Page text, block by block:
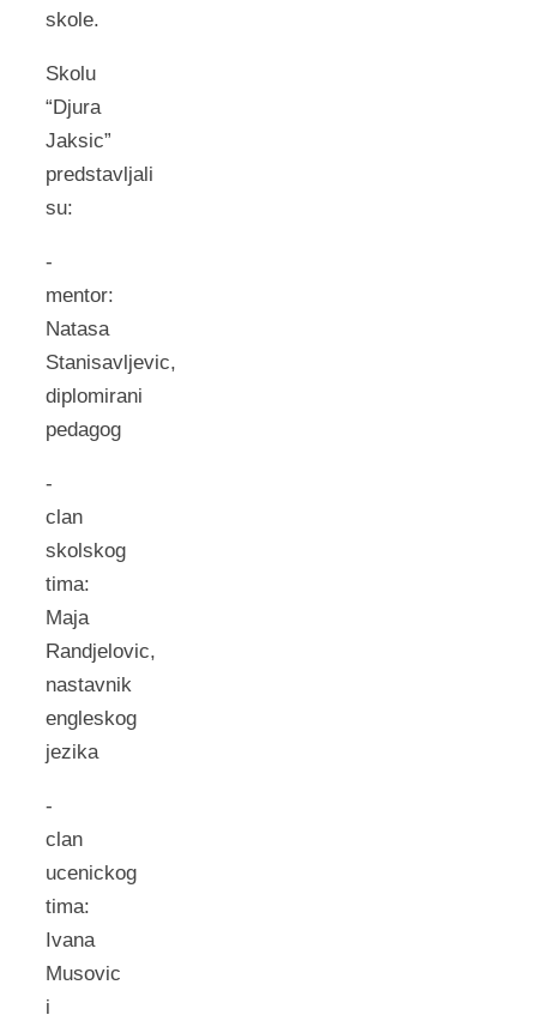
skole.
Skolu
“Djura
Jaksic”
predstavljali
su:
-
mentor:
Natasa
Stanisavljevic,
diplomirani
pedagog
-
clan
skolskog
tima:
Maja
Randjelovic,
nastavnik
engleskog
jezika
-
clan
ucenickog
tima:
Ivana
Musovic
i